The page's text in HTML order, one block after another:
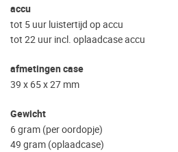
accu
tot 5 uur luistertijd op accu
tot 22 uur incl. oplaadcase accu
afmetingen case
39 x 65 x 27 mm
Gewicht
6 gram (per oordopje)
49 gram (oplaadcase)